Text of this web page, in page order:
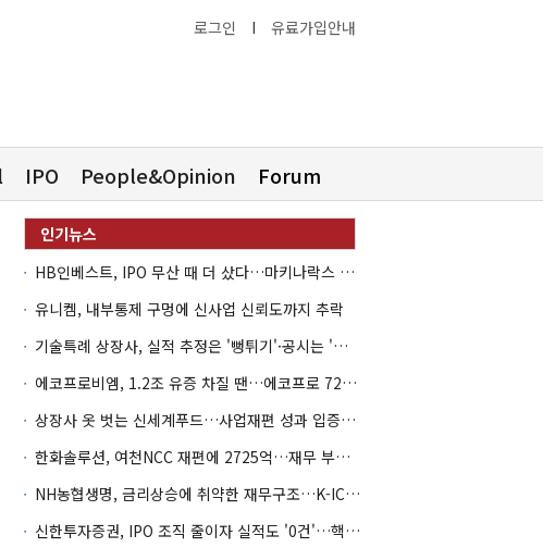
로그인 I 유료가입안내
IPO People&Opinion Forum
HB인베스트, IPO 무산 때 더 샀다…마키나락스 투자 2.7배 회수
유니켐, 내부통제 구멍에 신사업 신뢰도까지 추락
기술특례 상장사, 실적 추정은 '뻥튀기'·공시는 '누락'
에코프로비엠, 1.2조 유증 차질 땐…에코프로 7270억 '독박'
상장사 옷 벗는 신세계푸드…사업재편 성과 입증할까
한화솔루션, 여천NCC 재편에 2725억…재무 부담 커지나
NH농협생명, 금리상승에 취약한 재무구조…K-ICS 변동성 '주의보'
신한투자증권, IPO 조직 줄이자 실적도 '0건'…핵심 인력까지 이탈